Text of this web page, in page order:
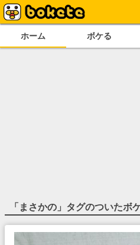
ホーム ボケる
「 まさかの 」タグのついたボ